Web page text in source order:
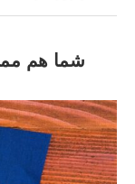
شما هم